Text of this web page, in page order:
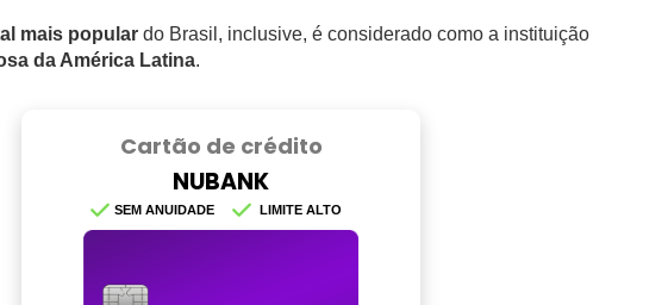
mais popular do Brasil, inclusive, é considerado como a instituição
da América Latina.
Cartão de crédito
NUBANK
SEM ANUIDADE LIMITE ALTO